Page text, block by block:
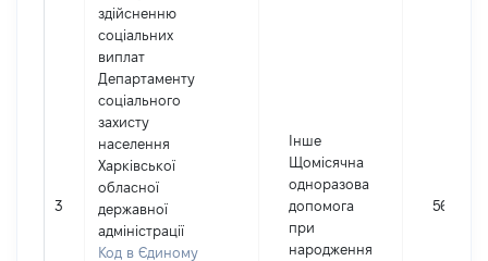
3
здійсненню
соціальних
виплат
Департаменту
соціального
захисту
населення
Харківської
обласної
державної
адміністрації
Код в Єдиному
Інше
Щомісячна
одноразова
допомога
при
народження
5694